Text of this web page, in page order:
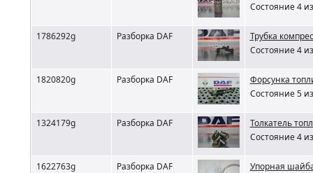
Состояние 4
1786292g Разборка DAF
Трубка
Состояние 4
1820820g Разборка DAF
Форсунка
Состояние 5
1324179g Разборка DAF
Толкатель
Состояние 4
1622763g Разборка DAF
Упорная